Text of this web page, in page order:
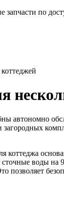
запчасти по
автономно
коттеджа
воды на
позволяет